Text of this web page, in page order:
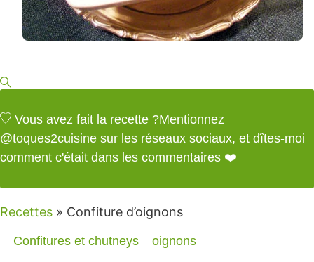
Vous avez fait la recette ?Mentionnez
@toques2cuisine sur les réseaux sociaux, et dîtes-moi
comment c'était dans les commentaires ❤️
Recettes » Confiture d’oignons
Confitures et chutneys oignons